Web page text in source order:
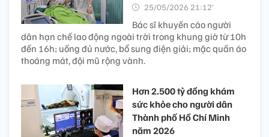
25/05/2026 21:12’
Bác sĩ khuyến cáo người
dân hạn chế lao động ngoài trời trong khung giờ từ 10h
đến 16h; uống đủ nước, bổ sung điện giải; mặc quần áo
thoáng mát, đội mũ rộng vành.
Hơn 2.500 tỷ đồng khám
sức khỏe cho người dân
Thành phố Hồ Chí Minh
năm 2026